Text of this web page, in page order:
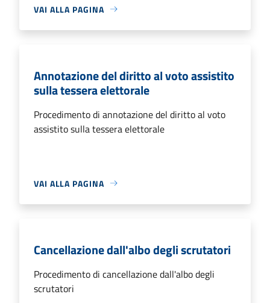
VAI ALLA PAGINA
Annotazione del diritto al voto assistito
sulla tessera elettorale
Procedimento di annotazione del diritto al voto
assistito sulla tessera elettorale
VAI ALLA PAGINA
Cancellazione dall'albo degli scrutatori
Procedimento di cancellazione dall'albo degli
scrutatori